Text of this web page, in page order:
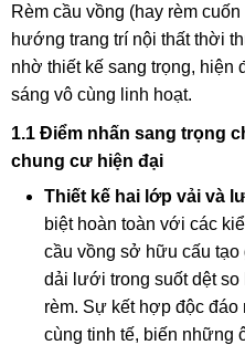
Rèm cầu vồng (hay rèm
hướng trang trí nội thất thời
nhờ thiết kế sang trọng, hiện
sáng vô cùng linh hoạt.
1.1 Điểm nhấn sang trọng
chung cư hiện đại
Thiết kế hai lớp vải và
biệt hoàn toàn với các
cầu vồng sở hữu cấu tạo
dải lưới trong suốt dệt so
rèm. Sự kết hợp độc đáo
cùng tinh tế, biến những